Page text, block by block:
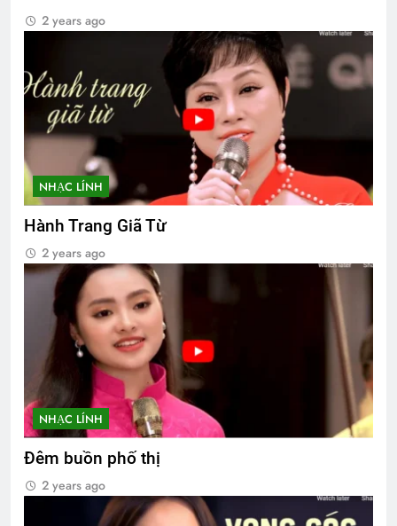
2 years ago
NHẠC LÍNH
Hành Trang Giã Từ
2 years ago
NHẠC LÍNH
Đêm buồn phố thị
2 years ago